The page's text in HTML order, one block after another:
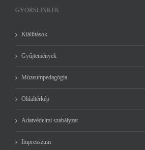
GYORSLINKEK
Kiállítások
Gyűjtemények
Múzeumpedagógia
Oldaltérkép
Adatvédelmi szabályzat
Impresszum